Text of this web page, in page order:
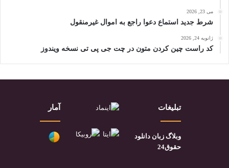
می 23, 2026
شرط جدید استماع دعوا راجع به اموال غیرمنقول
ژانویه 24, 2026
کد راست چین کردن متون در چت جی پی تی نسخه ویندوز
تبلیغات
وبلاگ زبان دانلود
حقوق24
آمار